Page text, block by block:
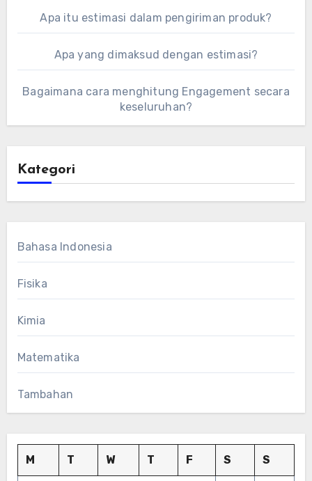
Apa itu estimasi dalam pengiriman produk?
Apa yang dimaksud dengan estimasi?
Bagaimana cara menghitung Engagement secara
keseluruhan?
Kategori
Bahasa Indonesia
Fisika
Kimia
Matematika
Tambahan
M T W T F S S